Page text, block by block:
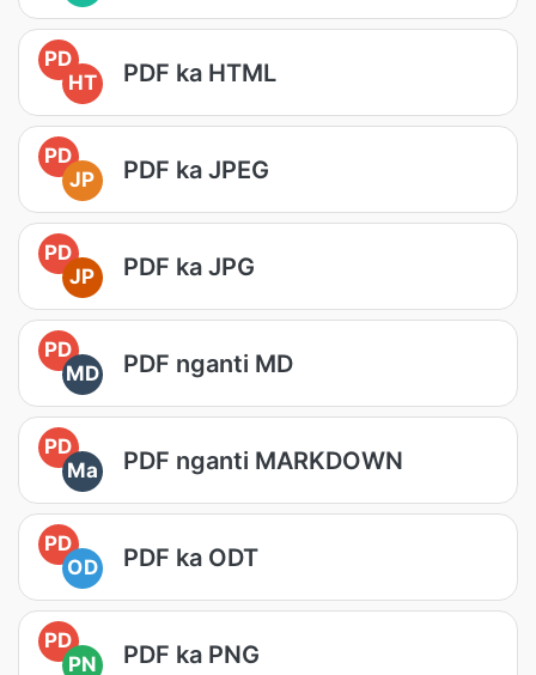
PD
HT
PDF ka HTML
PD
JP
PDF ka JPEG
PD
JP
PDF ka JPG
PD
MD
PDF nganti MD
PD
Ma
PDF nganti MARKDOWN
PD
OD
PDF ka ODT
PD
PN
PDF ka PNG